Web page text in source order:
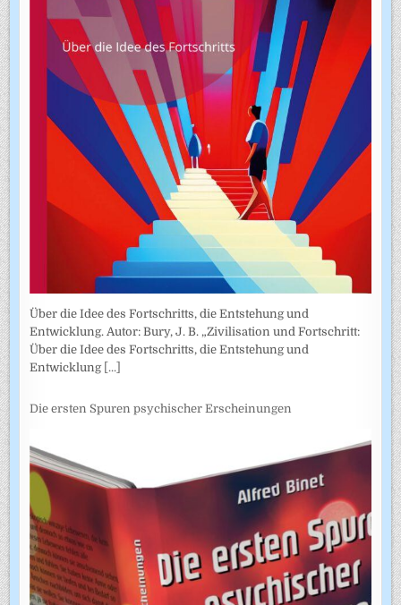
Über die Idee des Fortschritts, die Entstehung und
Entwicklung. Autor: Bury, J. B. „Zivilisation und Fortschritt:
Über die Idee des Fortschritts, die Entstehung und
Entwicklung [...]
Die ersten Spuren psychischer Erscheinungen